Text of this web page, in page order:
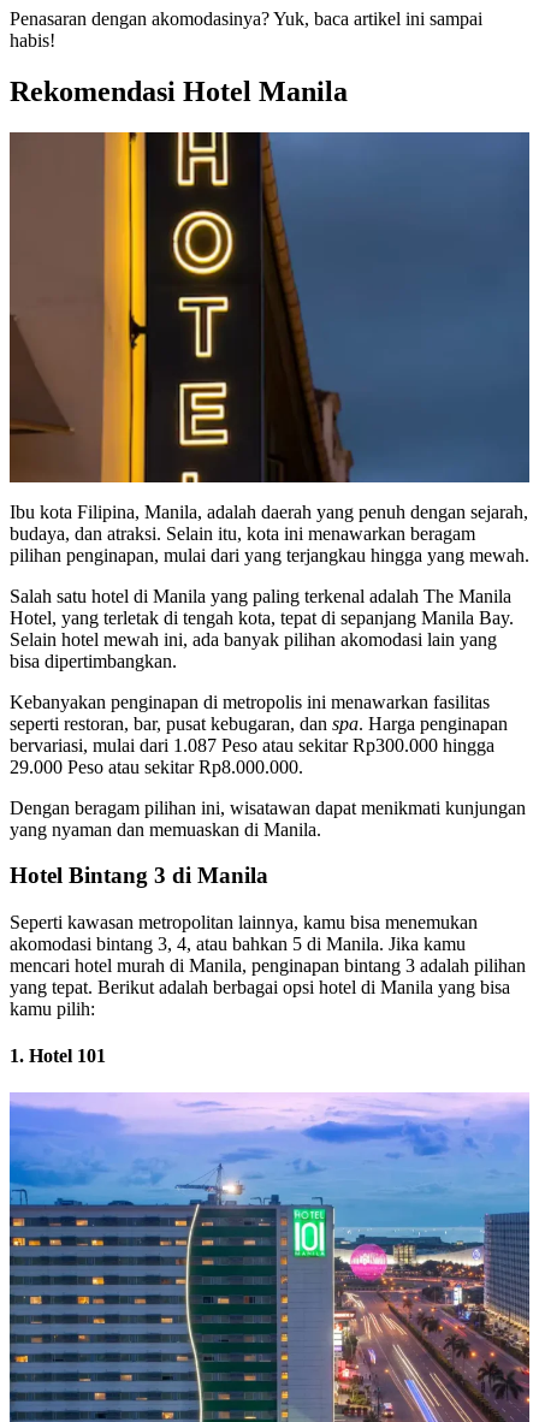
Penasaran dengan akomodasinya? Yuk, baca artikel ini sampai
habis!
Rekomendasi Hotel Manila
Ibu kota Filipina, Manila, adalah daerah yang penuh dengan sejarah,
budaya, dan atraksi. Selain itu, kota ini menawarkan beragam
pilihan penginapan, mulai dari yang terjangkau hingga yang mewah.
Salah satu hotel di Manila yang paling terkenal adalah The Manila
Hotel, yang terletak di tengah kota, tepat di sepanjang Manila Bay.
Selain hotel mewah ini, ada banyak pilihan akomodasi lain yang
bisa dipertimbangkan.
Kebanyakan penginapan di metropolis ini menawarkan fasilitas
seperti restoran, bar, pusat kebugaran, dan spa. Harga penginapan
bervariasi, mulai dari 1.087 Peso atau sekitar Rp300.000 hingga
29.000 Peso atau sekitar Rp8.000.000.
Dengan beragam pilihan ini, wisatawan dapat menikmati kunjungan
yang nyaman dan memuaskan di Manila.
Hotel Bintang 3 di Manila
Seperti kawasan metropolitan lainnya, kamu bisa menemukan
akomodasi bintang 3, 4, atau bahkan 5 di Manila. Jika kamu
mencari hotel murah di Manila, penginapan bintang 3 adalah pilihan
yang tepat. Berikut adalah berbagai opsi hotel di Manila yang bisa
kamu pilih:
1. Hotel 101